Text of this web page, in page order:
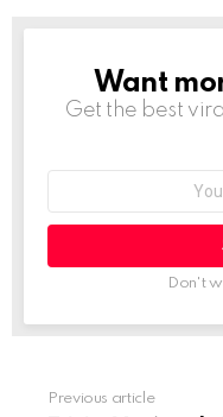
NEWSLETTER
Want
Get the best
Don't
Previous article